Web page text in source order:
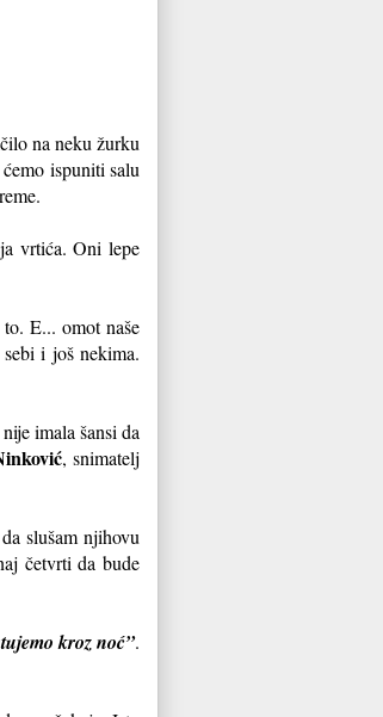
na neku žurku
ispuniti salu
vrtića. Oni lepe
E... omot naše
i još nekima.
imala šansi da
, snimatelj
slušam njihovu
četvrti da bude
kroz noć”.